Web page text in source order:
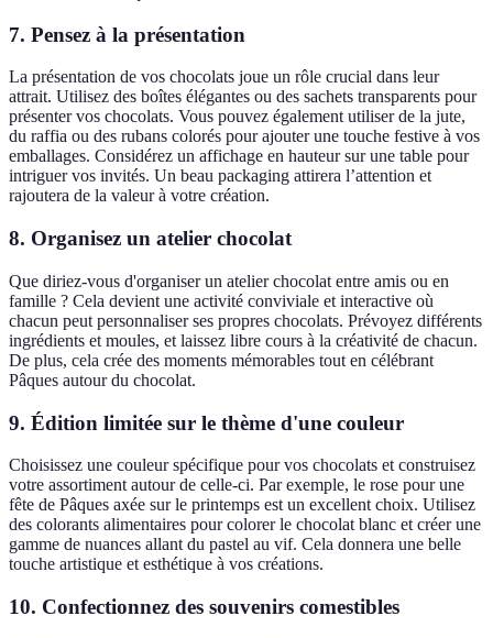
7. Pensez à la présentation
La présentation de vos chocolats joue un rôle crucial dans leur
attrait. Utilisez des boîtes élégantes ou des sachets transparents pour
présenter vos chocolats. Vous pouvez également utiliser de la jute,
du raffia ou des rubans colorés pour ajouter une touche festive à vos
emballages. Considérez un affichage en hauteur sur une table pour
intriguer vos invités. Un beau packaging attirera l’attention et
rajoutera de la valeur à votre création.
8. Organisez un atelier chocolat
Que diriez-vous d'organiser un atelier chocolat entre amis ou en
famille ? Cela devient une activité conviviale et interactive où
chacun peut personnaliser ses propres chocolats. Prévoyez différents
ingrédients et moules, et laissez libre cours à la créativité de chacun.
De plus, cela crée des moments mémorables tout en célébrant
Pâques autour du chocolat.
9. Édition limitée sur le thème d'une couleur
Choisissez une couleur spécifique pour vos chocolats et construisez
votre assortiment autour de celle-ci. Par exemple, le rose pour une
fête de Pâques axée sur le printemps est un excellent choix. Utilisez
des colorants alimentaires pour colorer le chocolat blanc et créer une
gamme de nuances allant du pastel au vif. Cela donnera une belle
touche artistique et esthétique à vos créations.
10. Confectionnez des souvenirs comestibles